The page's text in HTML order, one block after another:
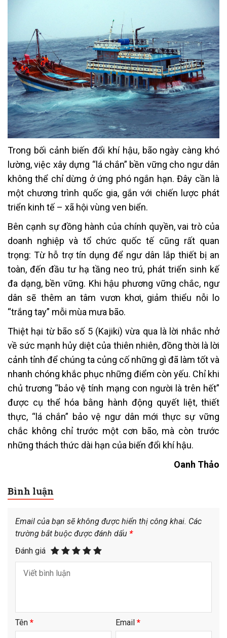
Trong bối cảnh biến đổi khí hậu, bão ngày càng khó
lường, việc xây dựng “lá chắn” bền vững cho ngư dân
không thể chỉ dừng ở ứng phó ngắn hạn. Đây cần là
một chương trình quốc gia, gắn với chiến lược phát
triển kinh tế – xã hội vùng ven biển.
Bên cạnh sự đồng hành của chính quyền, vai trò của
doanh nghiệp và tổ chức quốc tế cũng rất quan
trọng: Từ hỗ trợ tín dụng để ngư dân lắp thiết bị an
toàn, đến đầu tư hạ tầng neo trú, phát triển sinh kế
đa dạng, bền vững. Khi hậu phương vững chắc, ngư
dân sẽ thêm an tâm vươn khơi, giảm thiểu nỗi lo
“trắng tay” mỗi mùa mưa bão.
Thiệt hại từ bão số 5 (Kajiki) vừa qua là lời nhắc nhở
về sức mạnh hủy diệt của thiên nhiên, đồng thời là lời
cảnh tỉnh để chúng ta củng cố những gì đã làm tốt và
nhanh chóng khắc phục những điểm còn yếu. Chỉ khi
chủ trương “bảo vệ tính mạng con người là trên hết”
được cụ thể hóa bằng hành động quyết liệt, thiết
thực, “lá chắn” bảo vệ ngư dân mới thực sự vững
chắc không chỉ trước một cơn bão, mà còn trước
những thách thức dài hạn của biến đổi khí hậu.
Oanh Thảo
Bình luận
Email của bạn sẽ không được hiển thị công khai. Các
trường bắt buộc được đánh dấu *
Đánh giá
Tên * Email *